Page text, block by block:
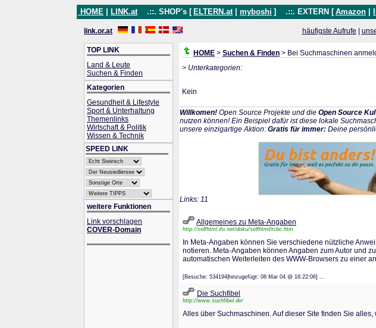
HOME LINK.at .::. SHOP's [ ELTERN.at myboshi ] .::. EXTERN [ Amazon
link.or.at häufigste Aufrufe
TOP LINK
Land & Leute
Suchen & Finden
Kategorien
Gesundheit & Lifestyle
Sport & Unterhaltung
Themenlinks
Wirtschaft & Politik
Wissen & Technik
SPEED LINK
weitere Funktionen
Link vorschlagen
COVER-Domain
HOME > Suchen & Finden > Bei Suchmaschinen
> Unterkategorien:
Kein
Willkomen! Open Source Projekte und die Open Source
nutzen können! Ein Beispiel dafür ist diese lokale
unsere einzigartige Aktion: Gratis für immer: Deine
Links: 11
Allgemeines zu Meta-Angaben
http://selfhtml.ifo.net/doku/selfhtml/tcbc.htm
In Meta-Angaben können Sie verschiedene nützliche
notieren. Meta-Angaben können Angaben zum Autor und
automatischen Weiterleiten des WWW-Browsers zu einer
[Besuche: 534194|hinzugefügt: 08 Mar 04 @ 16:22:06] ...
Die Suchfibel
http://www.suchfibel.de/
Alles über Suchmaschinen. Auf dieser Site finden Sie